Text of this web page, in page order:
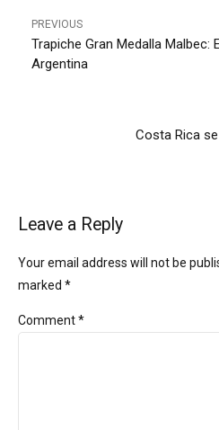
PREVIOUS
Trapiche Gran Medalla Malbec:
Argentina
Costa Rica
Leave a Reply
Your email address will not be
marked *
Comment*